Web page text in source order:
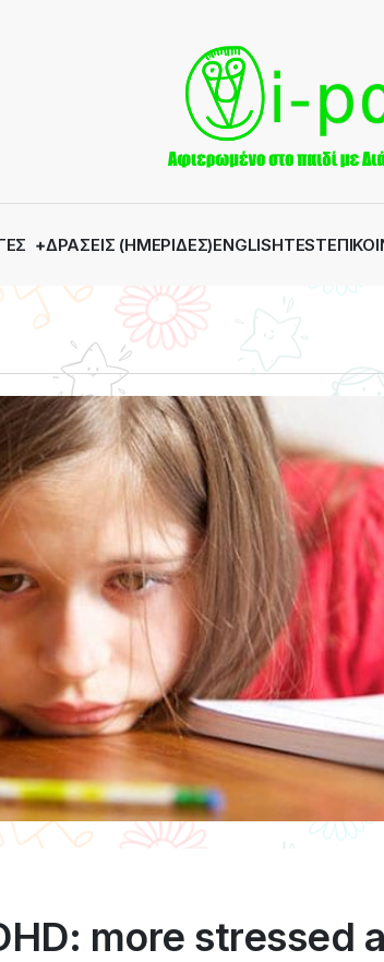
ΔΡΆΣΕΙΣ (ΗΜΕΡΊΔΕΣ)ENGLISHTEST
more stressed